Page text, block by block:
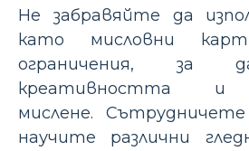
Не забравяйте да
като мисловни
ограничения, за
креативността и
мислене.
научите различни